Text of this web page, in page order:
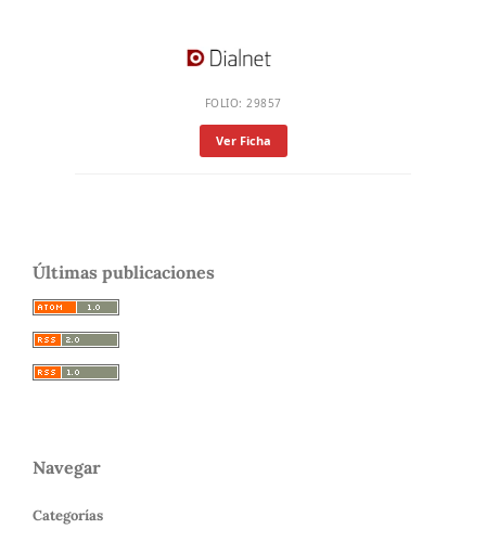
FOLIO: 29857
Ver Ficha
Últimas publicaciones
Navegar
Categorías